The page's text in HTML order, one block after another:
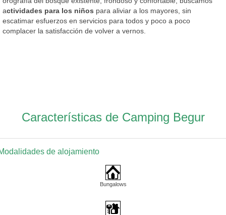
actividades para los niños para aliviar a los mayores, sin
escatimar esfuerzos en servicios para todos y poco a poco
complacer la satisfacción de volver a vernos.
Características de Camping Begur
de alojamiento
Bungalows